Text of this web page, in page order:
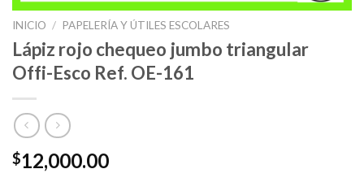
INICIO / PAPELERÍA Y ÚTILES ESCOLARES
Lápiz rojo chequeo jumbo triangular
Offi-Esco Ref. OE-161
$12,000.00